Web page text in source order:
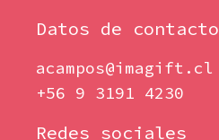
Datos de contacto
acampos@imagift.cl
+56 9 3191 4230
Redes sociales